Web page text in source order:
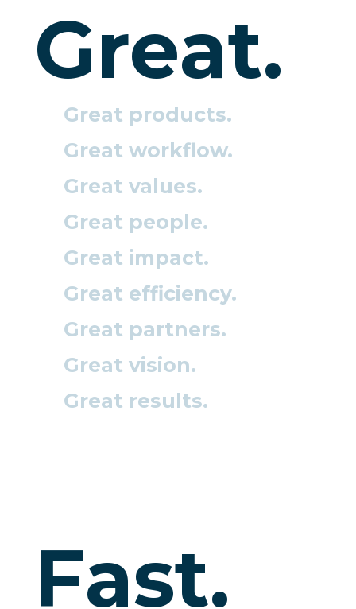
Great.
Great products.
Great workflow.
Great values.
Great people.
Great impact.
Great efficiency.
Great partners.
Great vision.
Great results.
Fast.